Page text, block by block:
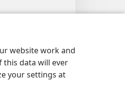
website work and
this data will ever
your settings at